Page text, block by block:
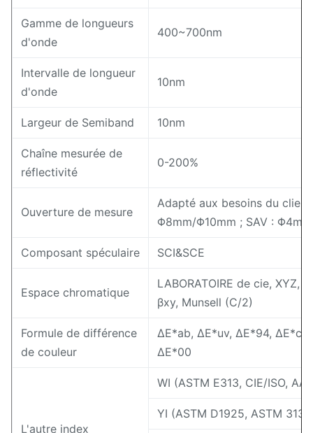
Gamme de longueurs
d'onde
400~700nm
Intervalle de longueur
d'onde
10nm
Largeur de Semiband 10nm
Chaîne mesurée de
réflectivité
0-200%
Ouverture de mesure
Adapté aux besoins du
Φ8mm/Φ10mm ; SAV :
Composant spéculaire SCI&SCE
Espace chromatique
LABORATOIRE de cie, XYZ,
βxy, Munsell (C/2)
Formule de différence
de couleur
ΔE*ab, ΔE*uv, ΔE*94,
ΔE*00
L'autre index
WI (ASTM E313, CIE/ISO,
YI (ASTM D1925, ASTM 313),